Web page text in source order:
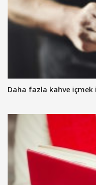
Daha fazla kahve içmek